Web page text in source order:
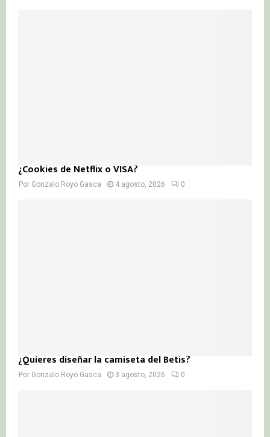
¿Cookies de Netflix o VISA?
Por Gonzalo Royo Gasca 4 agosto, 2026 0
¿Quieres diseñar la camiseta del Betis?
Por Gonzalo Royo Gasca 3 agosto, 2026 0